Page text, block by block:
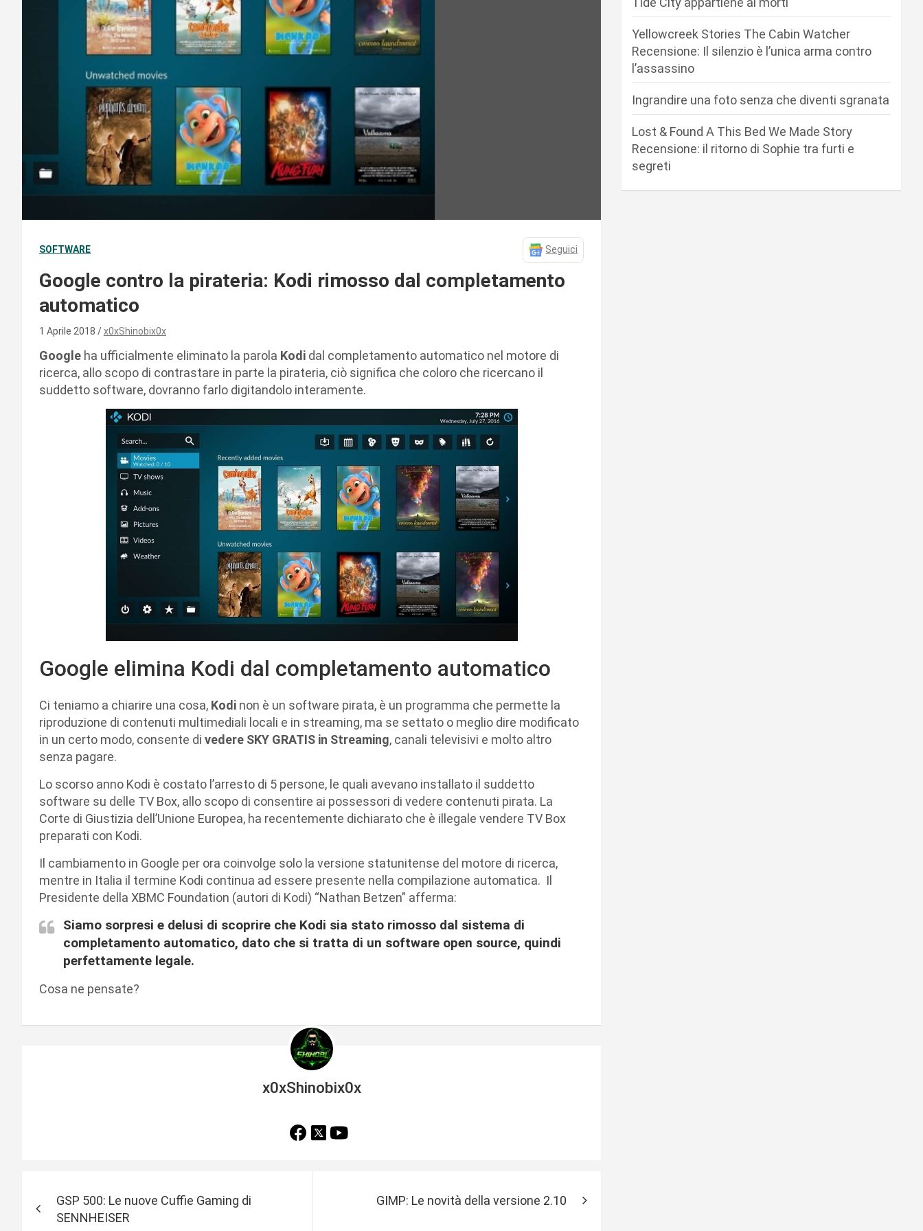
SOFTWARE Seguici
Google contro la pirateria: Kodi rimosso dal completamento
automatico
1 Aprile 2018 x0xShinobix0x
Google ha ufficialmente eliminato la parola Kodi dal completamento automatico nel motore di
ricerca, allo scopo di contrastare in parte la pirateria, ciò significa che coloro che ricercano il
suddetto software, dovranno farlo digitandolo interamente.
Google elimina Kodi dal completamento automatico
Ci teniamo a chiarire una cosa, Kodi non è un software pirata, è un programma che permette la
riproduzione di contenuti multimediali locali e in streaming, ma se settato o meglio dire modificato
in un certo modo, consente di vedere SKY GRATIS in Streaming, canali televisivi e molto altro
senza pagare.
Lo scorso anno Kodi è costato l’arresto di 5 persone, le quali avevano installato il suddetto
software su delle TV Box, allo scopo di consentire ai possessori di vedere contenuti pirata. La
Corte di Giustizia dell’Unione Europea, ha recentemente dichiarato che è illegale vendere TV Box
preparati con Kodi.
Il cambiamento in Google per ora coinvolge solo la versione statunitense del motore di ricerca,
mentre in Italia il termine Kodi continua ad essere presente nella compilazione automatica. Il
Presidente della XBMC Foundation (autori di Kodi) “Nathan Betzen” afferma:
Siamo sorpresi e delusi di scoprire che Kodi sia stato rimosso dal sistema di
completamento automatico, dato che si tratta di un software open source, quindi
perfettamente legale.
Cosa ne pensate?
x0xShinobix0x
GSP 500: Le nuove Cuffie Gaming di
SENNHEISER
GIMP: Le novità della versione 2.10
Yellowcreek Stories The Cabin Watcher
Recensione: Il silenzio è l’unica arma contro
l’assassino
Ingrandire una foto senza che diventi sgranata
Lost & Found A This Bed We Made Story
Recensione: il ritorno di Sophie tra furti e
segreti